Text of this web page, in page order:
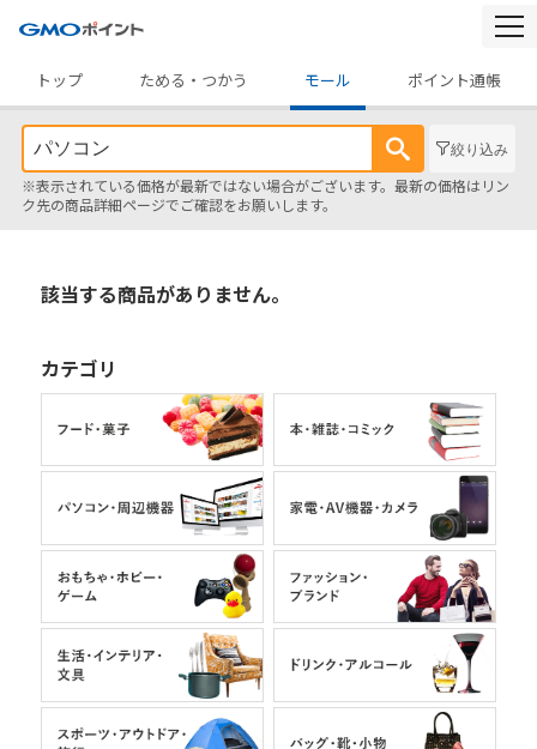
トップ
ためる・つかう モール ポイント通帳
絞り込み
※表示されている価格が最新ではない場合がございます。最新の価格はリン
ク先の商品詳細ページでご確認をお願いします。
該当する商品がありません。
カテゴリ